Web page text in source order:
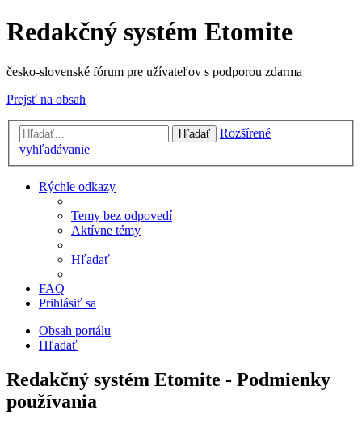
Redakčný systém Etomite
česko-slovenské fórum pre užívateľov s podporou zdarma
Prejsť na obsah
Hľadať
Rozšírené
vyhľadávanie
Rýchle odkazy
Temy bez odpovedí
Aktívne témy
Hľadať
FAQ
Prihlásiť sa
Obsah portálu
Hľadať
Redakčný systém Etomite - Podmienky
používania